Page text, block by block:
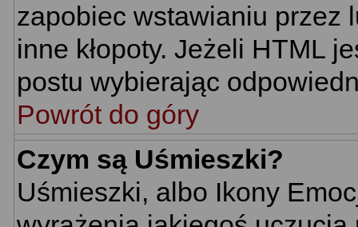
zapobiec wstawianiu przez
inne kłopoty. Jeżeli HTML
postu wybierając
Powrót do góry
Czym są Uśmieszki?
Uśmieszki, albo Ikony